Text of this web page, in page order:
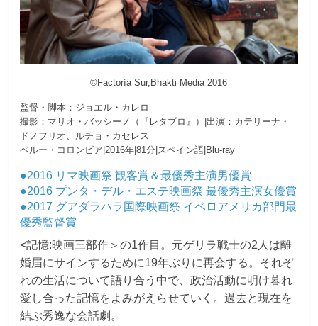
©Factoría Sur,Bhakti Media 2016
監督・脚本：ジョエル・カレロ
撮影：マリオ・バッシーノ（『レタブロ』）|出演：カテリーナ・
ドノフリオ、ルチョ・カセレス
ペルー・コロンビア|2016年|81分|スペイン語|Blu-ray
●2016 リマ映画祭 観客賞＆最優秀主演男優賞
●2016 プンタ・デル・エステ映画祭 最優秀主演女優賞
●2017 グアダラハラ国際映画祭 イベロアメリカ部門最
優秀監督賞
<記憶:映画三部作＞の1作目。元ゲリラ戦士の2人は離
婚届にサインするために19年ぶりに再会する。それぞ
れの生活について語り合う中で、政治活動に明け暮れ
愛し合った記憶をよみがえらせていく。過去と現在を
結ぶ秀逸な会話劇。